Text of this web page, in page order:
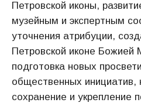
Петровской иконы,
музейным и экспертным
уточнения атрибуции,
Петровской иконе Божией
подготовка новых
общественных инициатив,
сохранение и укрепление